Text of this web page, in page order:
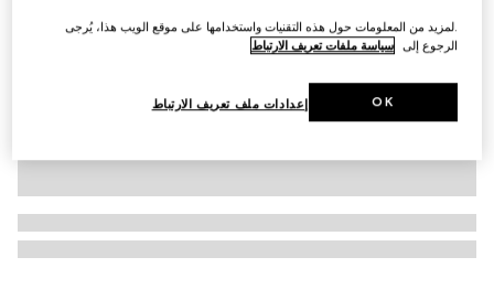
.لمزيد من المعلومات حول هذه التقنيات واستخدامها على موقع الويب هذا، يُرجى
الرجوع إلى سياسة ملفات تعريف الارتباط
إعدادات ملف تعريف الارتباط OK